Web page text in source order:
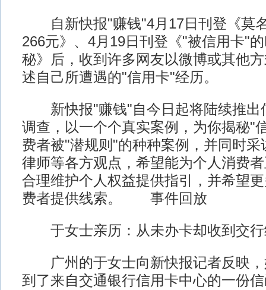
自新快报"赚钱"4月17日刊登《莫
266元》、4月19日刊登《"被信用卡"
秘》后，收到许多网友以微博或其他
述自己所遭遇的"信用卡"经历。
新快报"赚钱"自今日起将陆续推出
调查，以一个个真实案例，为你揭秘"
费者被"潜规则"的种种案例，并同时采
律师等各方观点，希望能为个人消费
合理维护个人权益提供指引，并希望
费者提供线索。 事件回放
于女士亲历：从未办卡却收到交行
广州的于女士向新快报记者反映，
到了来自交通银行信用卡中心的一份